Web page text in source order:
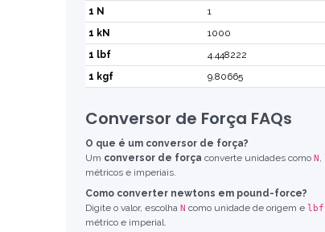
1 N
1
1 kN
1000
1 lbf
4.448222
1 kgf
9.80665
Conversor de Força FAQs
O que é um conversor de força?
Um conversor de força converte unidades como N ,
métricos e imperiais.
Como converter newtons em pound-force?
Digite o valor, escolha N como unidade de origem e lbf
métrico e imperial.